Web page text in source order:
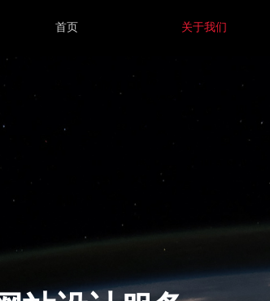
首页 关于我们